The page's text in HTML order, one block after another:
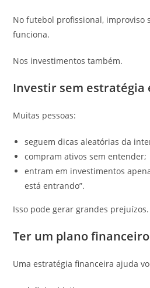
No futebol profissional, improviso
funciona.
Nos investimentos também.
Investir sem estratégia
Muitas pessoas:
seguem dicas aleatórias da
compram ativos sem entender;
entram em investimentos
está entrando”.
Isso pode gerar grandes prejuízos.
Ter um plano
Uma estratégia financeira ajuda